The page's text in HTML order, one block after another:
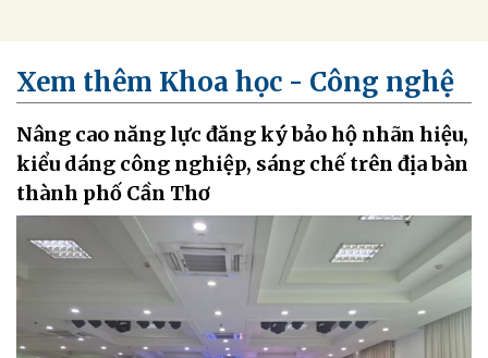
Xem thêm Khoa học - Công nghệ
Nâng cao năng lực đăng ký bảo hộ nhãn hiệu,
kiểu dáng công nghiệp, sáng chế trên địa bàn
thành phố Cần Thơ